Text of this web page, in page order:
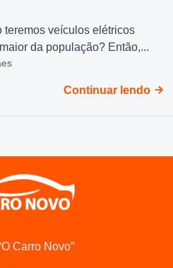
teremos veículos elétricos
da população? Então,...
Continuar lendo
Carro Novo”